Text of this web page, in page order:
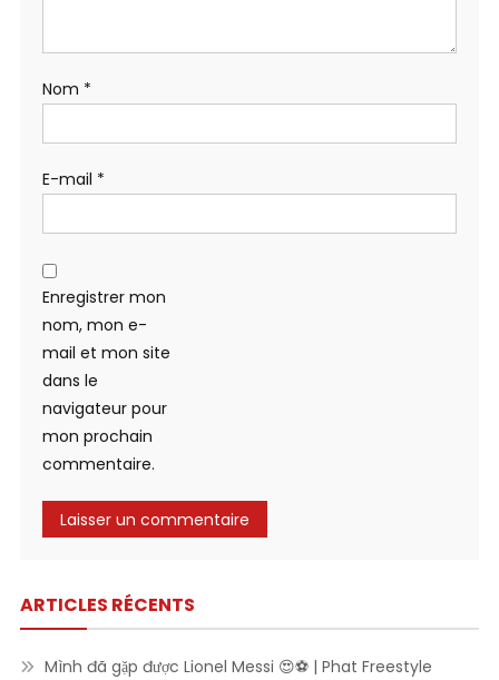
Nom *
E-mail *
Enregistrer mon
nom, mon e-
mail et mon site
dans le
navigateur pour
mon prochain
commentaire.
ARTICLES RÉCENTS
Mình đã gặp được Lionel Messi 😍⚽ | Phat Freestyle